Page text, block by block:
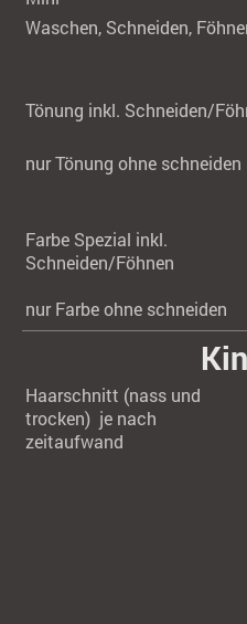
Waschen, Schneiden,
Tönung inkl. Schneiden/
nur Tönung ohne schneiden
Farbe Spezial inkl.
Schneiden/Föhnen
nur Farbe ohne schneiden
Haarschnitt (nass und
trocken) je nach
zeitaufwand